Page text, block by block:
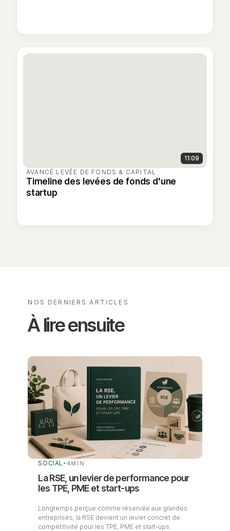
11:09
AVANCÉ · LEVÉE DE FONDS & CAPITAL
Timeline des levées de fonds d'une
startup
NOS DERNIERS ARTICLES
À lire ensuite
SOCIAL • 4MIN
La RSE, un levier de performance pour
les TPE, PME et start-ups
Longtemps perçue comme réservée aux grandes
entreprises, la RSE devient un levier concret de
compétitivité pour les TPE, PME et start-ups.